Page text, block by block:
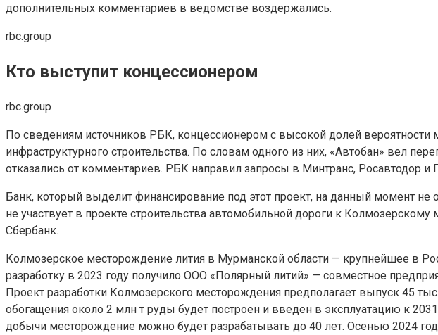
дополнительных комментариев в ведомстве воздержались.
rbc.group
Кто выступит концессионером
rbc.group
По сведениям источников РБК, концессионером с высокой долей вероятности
инфраструктурного строительства. По словам одного из них, «Автобан» вел
отказались от комментариев. РБК направил запросы в Минтранс, Росавтодор и
Банк, который выделит финансирование под этот проект, на данный момент
не участвует в проекте строительства автомобильной дороги к
Сбербанк.
Колмозерское месторождение лития в Мурманской области — крупнейшее в
разработку в 2023 году получило ООО «Полярный литий» — совместное
Проект разработки Колмозерского месторождения предполагает выпуск 45
обогащения около 2 млн т руды будет построен и введен в эксплуатацию к
добычи месторождение можно будет разрабатывать до 40 лет. Осенью 2024